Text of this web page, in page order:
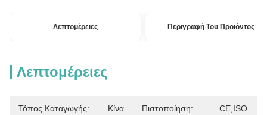
Λεπτομέρειες Περιγραφή Του Προϊόντος
Λεπτομέρειες
Τόπος Καταγωγής: Κίνα Πιστοποίηση: CE,ISO